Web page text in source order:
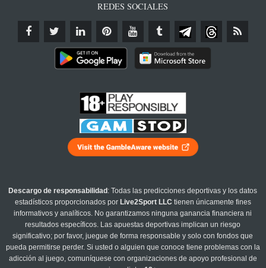
REDES SOCIALES
Descargo de responsabilidad : Todas las predicciones deportivas y los datos
estadísticos proporcionados por Live2Sport LLC tienen únicamente fines
informativos y analíticos. No garantizamos ninguna ganancia financiera ni
resultados específicos. Las apuestas deportivas implican un riesgo
significativo; por favor, juegue de forma responsable y solo con fondos que
pueda permitirse perder. Si usted o alguien que conoce tiene problemas con la
adicción al juego, comuníquese con organizaciones de apoyo profesional de